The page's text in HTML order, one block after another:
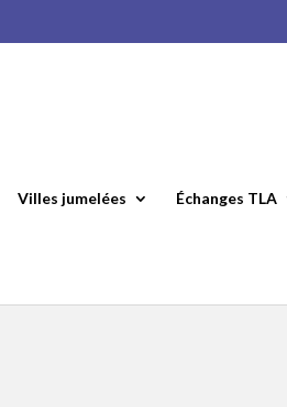
Villes jumelées Échanges TLA